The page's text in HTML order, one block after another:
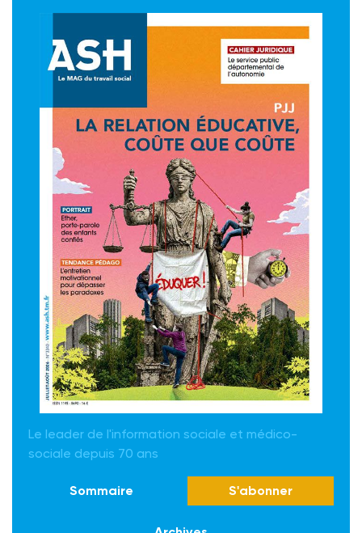
Le leader de l'information sociale et médico-
sociale depuis 70 ans
Sommaire S'abonner